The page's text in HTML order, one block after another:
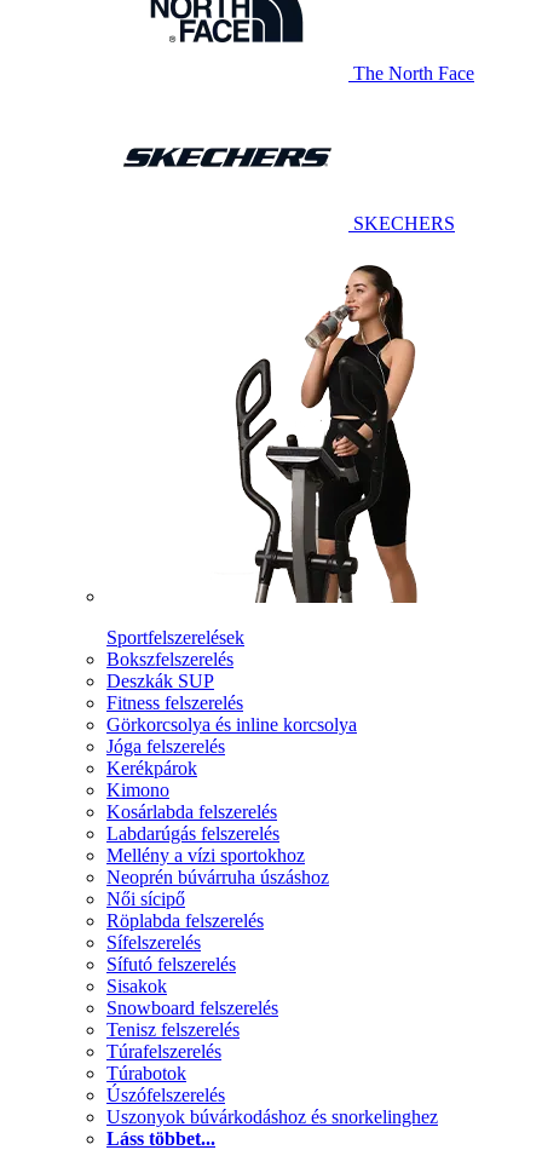
The North Face
SKECHERS
Sportfelszerelések
Bokszfelszerelés
Deszkák SUP
Fitness felszerelés
Görkorcsolya és inline korcsolya
Jóga felszerelés
Kerékpárok
Kimono
Kosárlabda felszerelés
Labdarúgás felszerelés
Mellény a vízi sportokhoz
Neoprén búvárruha úszáshoz
Női sícipő
Röplabda felszerelés
Sífelszerelés
Sífutó felszerelés
Sisakok
Snowboard felszerelés
Tenisz felszerelés
Túrafelszerelés
Túrabotok
Úszófelszerelés
Uszonyok búvárkodáshoz és snorkelinghez
Láss többet...